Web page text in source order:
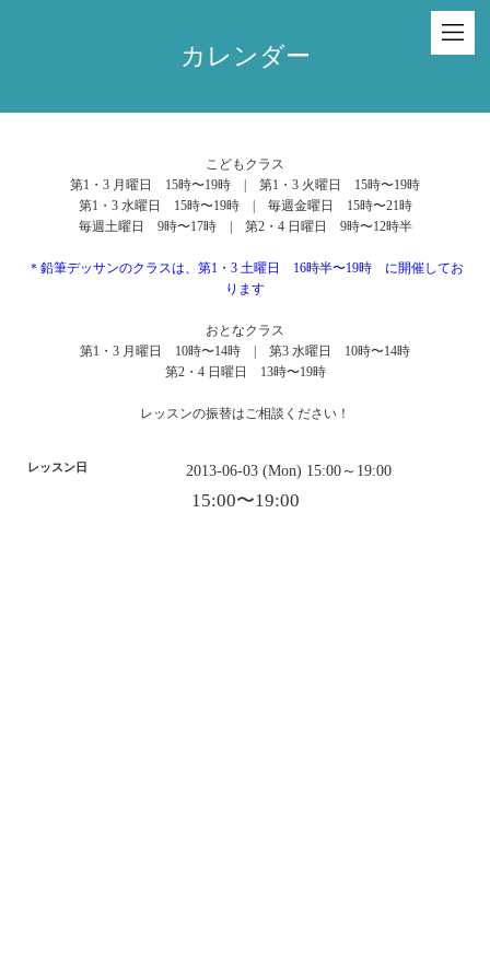
カレンダー
こどもクラス
第1・3 月曜日 15時〜19時 | 第1・3 火曜日 15時〜19時
第1・3 水曜日 15時〜19時 | 毎週金曜日 15時〜21時
毎週土曜日 9時〜17時 | 第2・4 日曜日 9時〜12時半
＊鉛筆デッサンのクラスは、第1・3 土曜日 16時半〜19時 に開催してお
ります
おとなクラス
第1・3 月曜日 10時〜14時 | 第3 水曜日 10時〜14時
第2・4 日曜日 13時〜19時
レッスンの振替はご相談ください！
レッスン日 2013-06-03 (Mon) 15:00～19:00
15:00〜19:00